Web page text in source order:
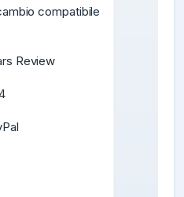
compatibile
Review